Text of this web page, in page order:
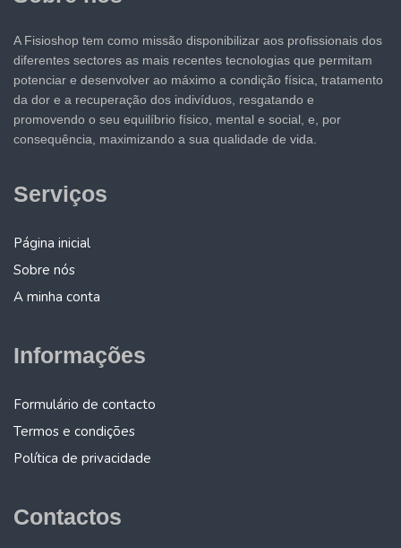
A Fisioshop tem como missão disponibilizar aos profissionais dos
diferentes sectores as mais recentes tecnologias que permitam
potenciar e desenvolver ao máximo a condição física, tratamento
da dor e a recuperação dos indivíduos, resgatando e
promovendo o seu equilíbrio físico, mental e social, e, por
consequência, maximizando a sua qualidade de vida.
Serviços
Página inicial
Sobre nós
A minha conta
Informações
Formulário de contacto
Termos e condições
Política de privacidade
Contactos